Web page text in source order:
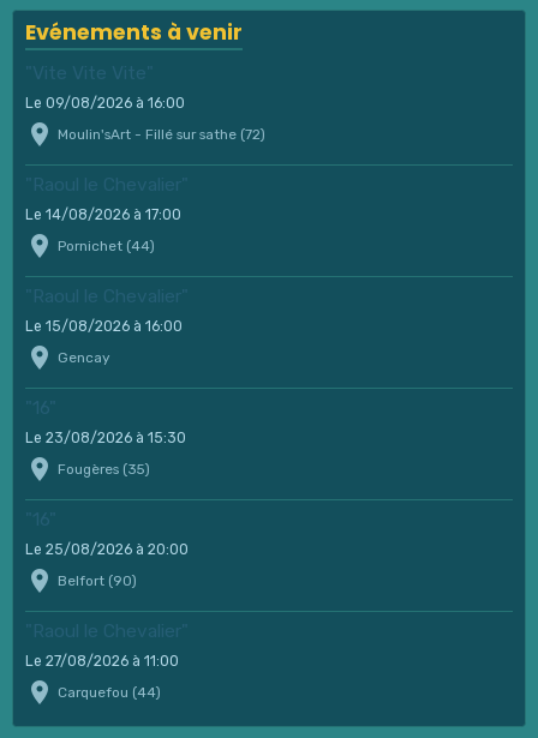
Evénements à venir
"Vite Vite Vite"
Le 09/08/2026 à 16:00
Moulin'sArt - Fillé sur sathe (72)
"Raoul le Chevalier"
Le 14/08/2026 à 17:00
Pornichet (44)
"Raoul le Chevalier"
Le 15/08/2026 à 16:00
Gencay
"16"
Le 23/08/2026 à 15:30
Fougères (35)
"16"
Le 25/08/2026 à 20:00
Belfort (90)
"Raoul le Chevalier"
Le 27/08/2026 à 11:00
Carquefou (44)